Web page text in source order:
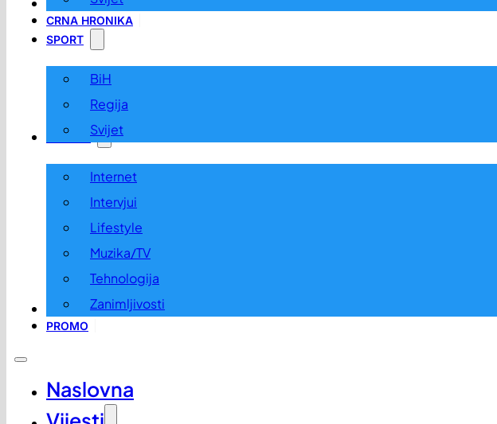
LOKALNO
CRNA HRONIKA
SPORT
BiH
Regija
Svijet
ZABAVA
Internet
Intervjui
Lifestyle
Muzika/TV
Tehnologija
Zanimljivosti
OGLASI I KONKURSI
PROMO
Naslovna